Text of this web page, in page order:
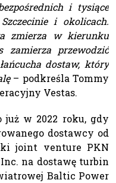
i tysiące
i okolicach.
zmierza w kierunku
zamierza przewodzić
dostaw, który
– podkreśla Tommy
Vestas.
już w 2022 roku, gdy
dostawcy od
joint venture PKN
na dostawę turbin
Baltic Power